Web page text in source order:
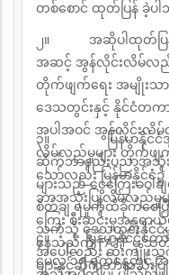
တစ်စောင် ထုတ်ပြန် ခဲ့ပ
၂။ အဆိုပါထုတ်ပြ
အဆင့် အွန်လိုင်းလိမ်လည်မှု
တိုက်ဖျက်ရေး အမျိုးသ
ဒေသတွင်းနှင့် နိုင်ငံတကာပူ
အပါအဝင် အွန်လိုင်းလိမ်
လိမ်လည်မှုများ တိုက်ဖျ
သော်လည်းမြန်မာနိုင်
ဘာအသုံးပြုလိမ်လည်မှုမ
ကြေး စီးဆင်းမှုအန္တရာယ်မ
နေသည်ကို FATF မှ သ
များနှင့်ဆိုက်ဘာအသုံးပြု
၃။မြန်မာနိုင်
ဆိုက်ဘာနည်းပညာအသုံ
များသည် ငွေကြေးခဝါ
စိတ်ချရမှုကိုထိခိုက်စေပြီ
သကဲ့သို့ ဒေသတွင်းနိုင်ငံမျ
အပေါ်လည်း ဆိုးကျိုးသ
၄။မြန်မာနိုင်ငံ
မေလ ၁၅ ရက်နေ့တွင် အမိ